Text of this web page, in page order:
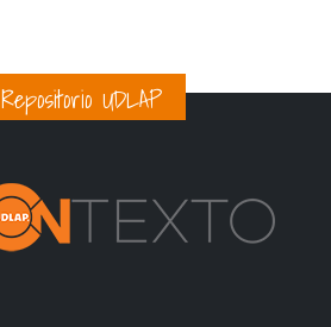
Repositorio UDLAP